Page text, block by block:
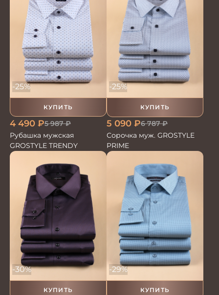
КУПИТЬ
-25%
4 490 ₽5 987₽
Рубашка мужская
GROSTYLE TRENDY
КУПИТЬ
-25%
5 090 ₽6 787₽
Сорочка муж. GROSTYLE
PRIME
КУПИТЬ
-30%
КУПИТЬ
-29%